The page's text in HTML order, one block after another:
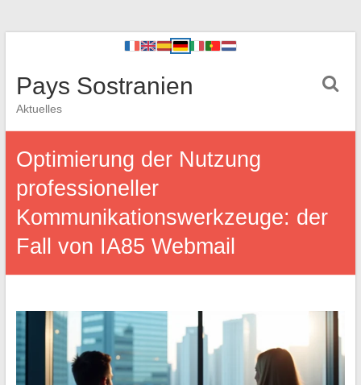
Pays Sostranien
Aktuelles
Optimierung der Nutzung
professioneller
Kommunikationswerkzeuge: der
Fall von IA85 Webmail